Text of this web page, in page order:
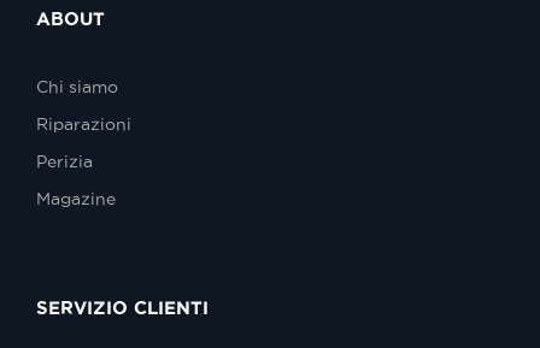
ABOUT
Chi siamo
Riparazioni
Perizia
Magazine
SERVIZIO CLIENTI